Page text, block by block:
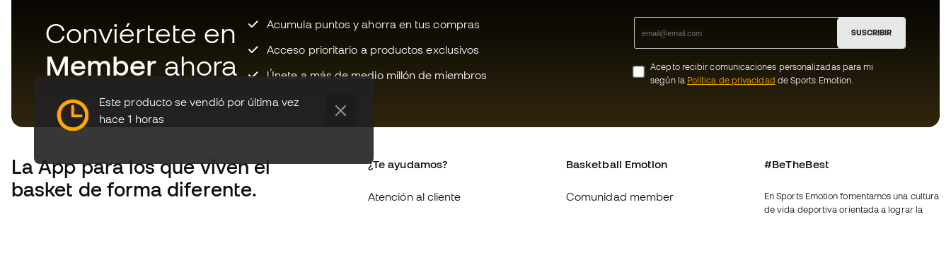
Este producto se vendió por última vez
hace 1 horas
Conviértete en
Member ahora
Acumula puntos y ahorra en tus compras
Acceso prioritario a productos exclusivos
Únete a más de medio millón de miembros
SUSCRIBIR
Acepto recibir comunicaciones personalizadas para mi
según la Política de privacidad de Sports Emotion.
La Apppara los que viven el
basket de forma diferente.
¿Te ayudamos?
Atención al cliente
Basketball Emotion
Comunidad member
#BeTheBest
En Sports Emotion fomentamos una cultura
de vida deportiva orientada a lograr la